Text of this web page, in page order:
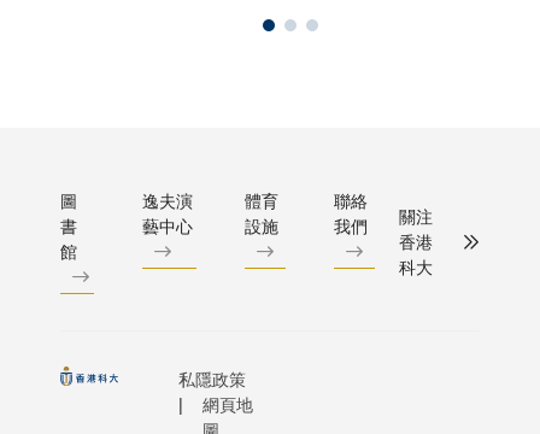
圖
書
館
逸夫演
藝中心
體育
設施
聯絡
我們
關注
香港
科大
私隱政策
網頁地